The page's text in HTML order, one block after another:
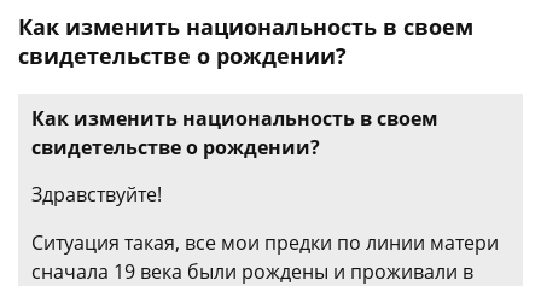
Как изменить национальность в своем
свидетельстве о рождении?
Как изменить национальность в своем
свидетельстве о рождении?
Здравствуйте!
Ситуация такая, все мои предки по линии матери
сначала 19 века были рождены и проживали в